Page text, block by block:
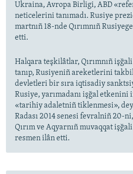
Ukraina, Avropa Birligi, ABD
neticelerini tanımadı. Rusiye
martnıñ 18-nde Qırımnıñ
etti.
Halqara teşkilâtlar, Qırımnıñ işğali
tanıp, Rusiyeniñ areketlerini
devletleri bir sıra iqtisadiy
Rusiye, yarımadanı işğal etkenini
«tarihiy adaletniñ tiklenmesi»,
Radası 2014 senesi fevralniñ 20-
Qırım ve Aqyarnıñ muvaqqat
resmen ilân etti.